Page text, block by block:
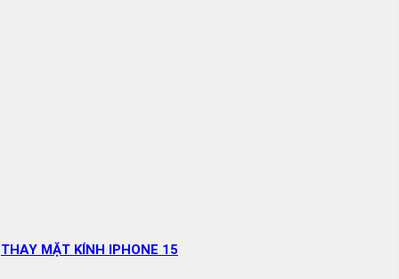
THAY MẶT KÍNH IPHONE 15